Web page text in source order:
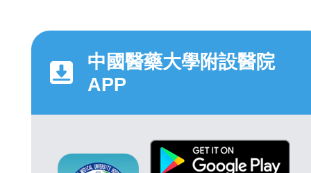
中國醫藥大學附設醫院
APP